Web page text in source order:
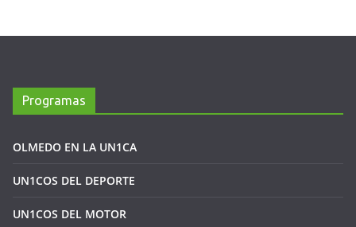
Programas
OLMEDO EN LA UN1CA
UN1COS DEL DEPORTE
UN1COS DEL MOTOR